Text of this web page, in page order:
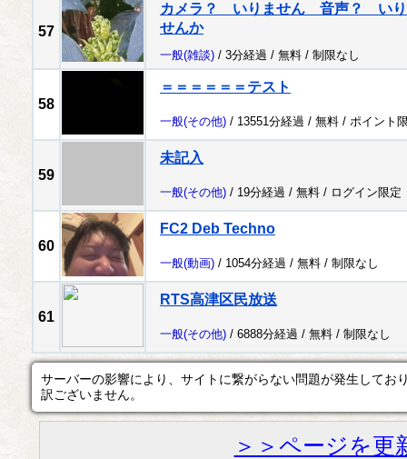
57
カメラ？ いりません 音声？ いり
せんか
一般(雑談) / 3分経過 / 無料 / 制限なし
58
＝＝＝＝＝＝テスト
一般(その他) / 13551分経過 / 無料 / ポイント
59
未記入
一般(その他) / 19分経過 / 無料 / ログイン限定
60
FC2 Deb Techno
一般(動画) / 1054分経過 / 無料 / 制限なし
61
RTS高津区民放送
一般(その他) / 6888分経過 / 無料 / 制限なし
サーバーの影響により、サイトに繋がらない問題が発生してお
訳ございません。
＞＞ページを更